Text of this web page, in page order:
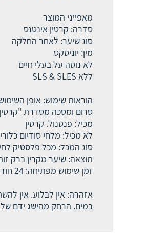
מאפייני המוצר
סדרה: קרטין אינטנס
סוג שיער: לאחר החלקה
מין: יוניסקס
לא נוסה על בעלי חיים
ללא SLS & SLES
סרום ומסכה מסדרת
מכיל: פנטנול. קרטין
לא מכיל: מלחי סודיום
סוג המכל: מכל פלסטיק
תוצאה: שיער מקרין ברק
זמן שימוש מפתיחה: 24 חודשים
אזהרה: אין לבלוע. אין
במים. הרחק מהישג ידם